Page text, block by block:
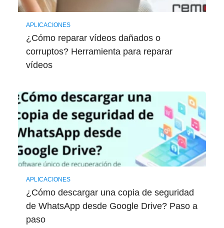
APLICACIONES
¿Cómo reparar vídeos dañados o
corruptos? Herramienta para reparar
vídeos
APLICACIONES
¿Cómo descargar una copia de seguridad
de WhatsApp desde Google Drive? Paso a
paso